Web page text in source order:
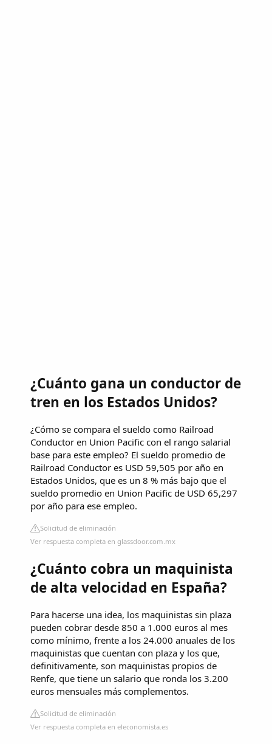
¿Cuánto gana un conductor de
tren en los Estados Unidos?
¿Cómo se compara el sueldo como Railroad
Conductor en Union Pacific con el rango salarial
base para este empleo? El sueldo promedio de
Railroad Conductor es USD 59,505 por año en
Estados Unidos, que es un 8 % más bajo que el
sueldo promedio en Union Pacific de USD 65,297
por año para ese empleo.
Solicitud de eliminación
Ver respuesta completa en glassdoor.com.mx
¿Cuánto cobra un maquinista
de alta velocidad en España?
Para hacerse una idea, los maquinistas sin plaza
pueden cobrar desde 850 a 1.000 euros al mes
como mínimo, frente a los 24.000 anuales de los
maquinistas que cuentan con plaza y los que,
definitivamente, son maquinistas propios de
Renfe, que tiene un salario que ronda los 3.200
euros mensuales más complementos.
Solicitud de eliminación
Ver respuesta completa en eleconomista.es